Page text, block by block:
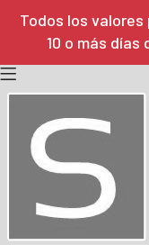
Todos los
10 o más días